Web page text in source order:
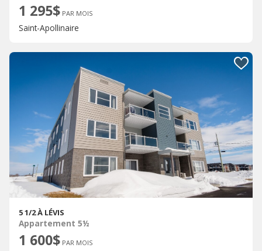
1 295$ PAR MOIS
Saint-Apollinaire
5 1/2 À LÉVIS
Appartement 5½
1 600$ PAR MOIS